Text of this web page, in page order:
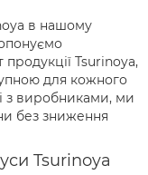
в нашому
Tsurinoya,
для кожного
з виробниками, ми
без зниження
Tsurinoya